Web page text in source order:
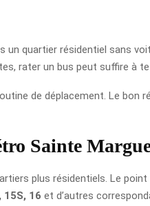
quartier résidentiel sans
rater un bus peut suffire à te
de déplacement. Le bon
Sainte
plus résidentiels. Le
15S, 16 et d’autres